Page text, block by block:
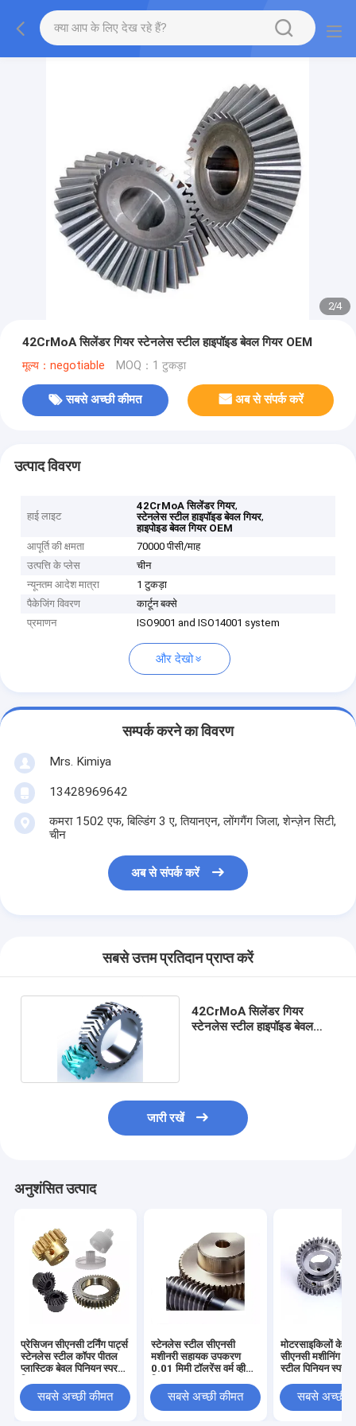
2/4
42CrMoA सिलेंडर गियर स्टेनलेस स्टील हाइपॉइड बेवल गियर OEM
मूल्य：negotiable MOQ：1 टुकड़ा
सबसे अच्छी कीमत अब से संपर्क करें
उत्पाद विवरण
हाई लाइट
42CrMoA सिलेंडर गियर,
स्टेनलेस स्टील हाइपॉइड बेवल गियर,
हाइपोइड बेवल गियर OEM
आपूर्ति की क्षमता
70000 पीसी/माह
उत्पत्ति के प्लेस
चीन
न्यूनतम आदेश मात्रा
1 टुकड़ा
पैकेजिंग विवरण
कार्टून बक्से
प्रमाणन
ISO9001 and ISO14001 system
और देखो
सम्पर्क करने का विवरण
Mrs. Kimiya
13428969642
कमरा 1502 एफ, बिल्डिंग 3 ए, तियानएन, लोंगगैंग जिला, शेन्ज़ेन सिटी,
चीन
अब से संपर्क करें
सबसे उत्तम प्रतिदान प्राप्त करें
42CrMoA सिलेंडर गियर
स्टेनलेस स्टील हाइपॉइड बेवल
जारी रखें
अनुशंसित उत्पाद
प्रेसिजन सीएनसी टर्निंग पार्ट्स
स्टेनलेस स्टील कॉपर पीतल
प्लास्टिक बेवल पिनियन स्पर
सबसे अच्छी कीमत
स्टेनलेस स्टील सीएनसी
मशीनरी सहायक उपकरण
0.01 मिमी टॉलरेंस वर्म व्हील
सबसे अच्छी कीमत
मोटरसाइकिलों के
सीएनसी मशीनिंग
स्टील पिनियन स्पर
सबसे अच्छी